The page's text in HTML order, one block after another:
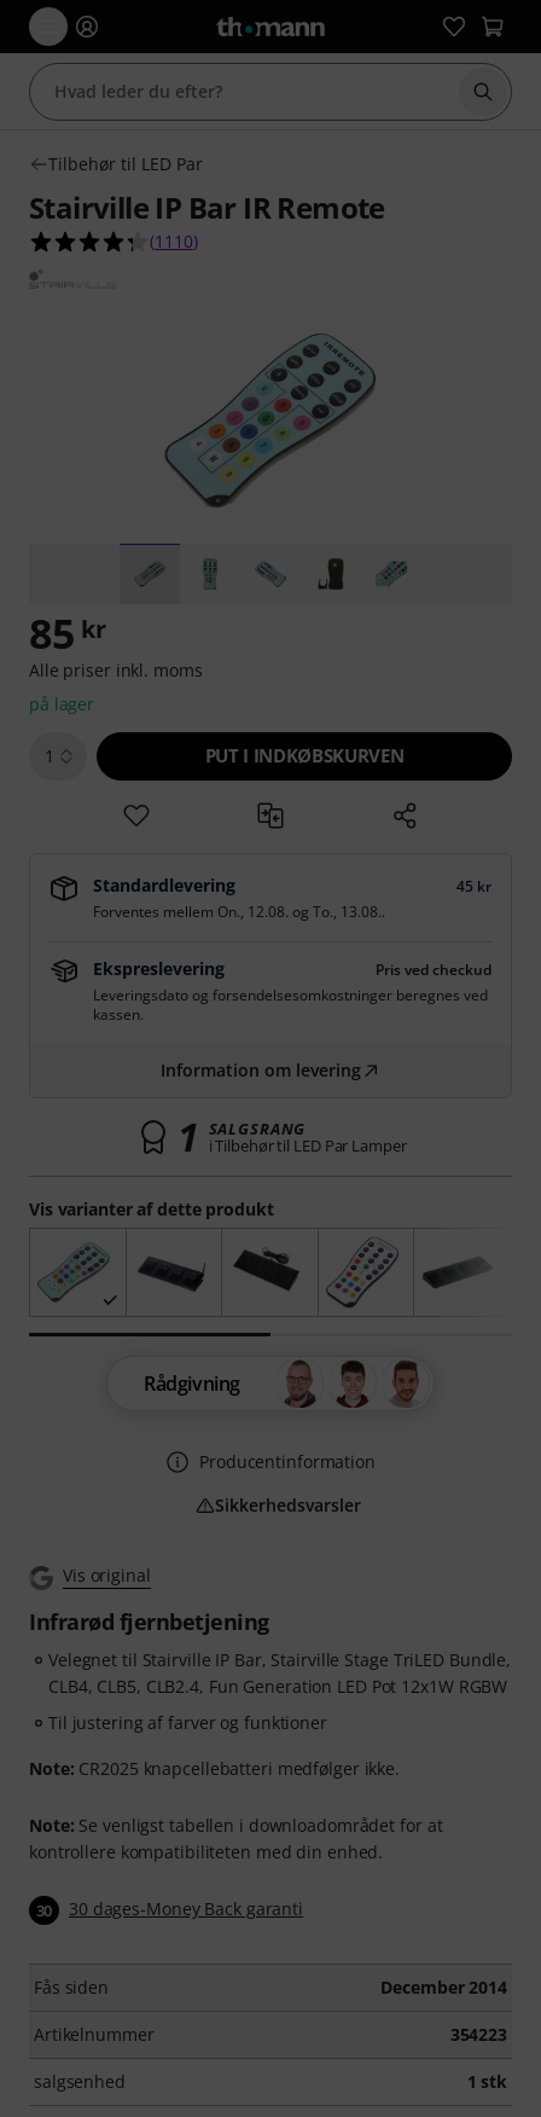
Start
Tilbehør til LED Par
Stairville IP Bar IR Remote
4.3 ud af 5 stjerner fra 1110 kundebedømmelser
(1110)
Vis original
Infrarød fjernbetjening
Velegnet til Stairville IP Bar, Stairville Stage TriLED Bundle,
CLB4, CLB5, CLB2.4, Fun Generation LED Pot 12x1W RGBW
Til justering af farver og funktioner
Note: CR2025 knapcellebatteri medfølger ikke.
Note: Se venligst tabellen i downloadområdet for at
kontrollere kompatibiliteten med din enhed.
30 30 dages-Money Back garanti
Fås siden December 2014
Artikelnummer 354223
salgsenhed 1 stk
Vis varianter af dette produkt
85 kr
Alle priser inkl. moms
på lager
1 PUT I INDKØBSKURVEN
Standardlevering
45 kr
Forventes mellem On., 12.08. og To., 13.08..
Ekspreslevering
Pris ved checkud
Leveringsdato og forsendelsesomkostninger beregnes ved
kassen.
Information om levering
1 SALGSRANG
i Tilbehør til LED Par Lamper
Rådgivning
Producentinformation
Sikkerhedsvarsler